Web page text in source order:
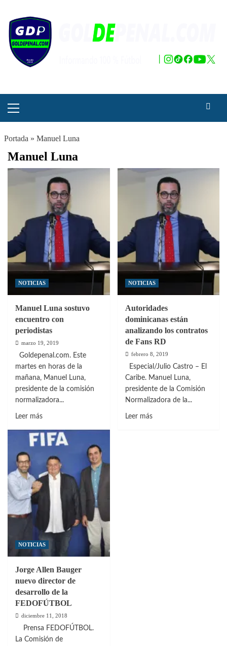
contenido
principal
Portada » Manuel Luna
Manuel Luna
NOTICIAS
Manuel Luna sostuvo
encuentro con
periodistas
marzo 19, 2019
Goldepenal.com. Este
martes en horas de la
mañana, Manuel Luna,
presidente de la comisión
normalizadora...
Leer másLeer
sobre
Luna
sostuvo
encuentro
con
periodistas
NOTICIAS
Autoridades
dominicanas están
analizando los contratos
de Fans RD
febrero 8, 2019
Especial/Julio Castro – El
Caribe. Manuel Luna,
presidente de la Comisión
Normalizadora de la...
Leer másLeer
NOTICIAS
Jorge Allen Bauger
nuevo director de
desarrollo de la
FEDOFÚTBOL
diciembre 11, 2018
Prensa FEDOFÚTBOL.
La Comisión de